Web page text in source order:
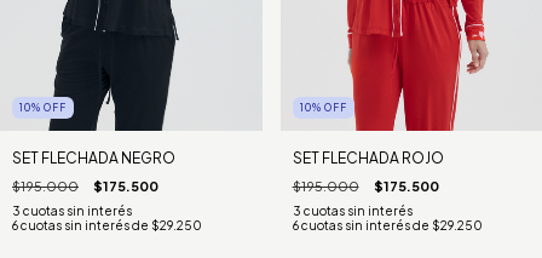
10% OFF
SET FLECHADA NEGRO
$195.000 $175.500
6cuotas sin interés de $29.250
10% OFF
SET FLECHADA ROJO
$195.000 $175.500
6 cuotas sin interés de $29.250